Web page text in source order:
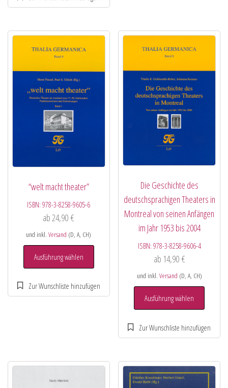
“welt macht theater”
ISBN:978-3-8258-9605-6
ab 24,90€
und inkl.Versand (D, A, CH)
Ausführung wählen
Die Geschichte des
deutschsprachigen Theaters in
Montreal von seinen Anfängen
im Jahr 1953 bis 2004
ISBN: 978-3-8258-9606-4
ab 14,90 €
und inkl. Versand (D, A, CH)
Ausführung wählen